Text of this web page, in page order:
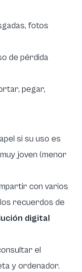
fotos
de pérdida
pegar,
si su uso es
joven (menor
con varios
recuerdos de
digital
el
y ordenador.